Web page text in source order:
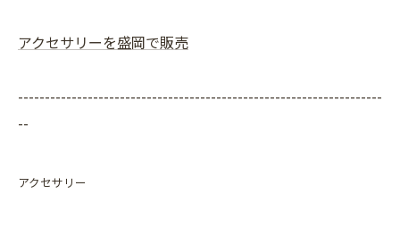
アクセサリーを盛岡で販売
--------------------------------------------------------------------
--
アクセサリー